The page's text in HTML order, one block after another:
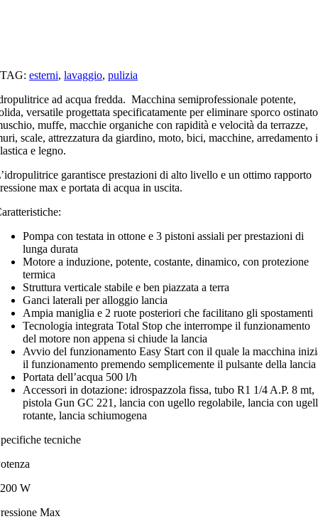
TAG: esterni, lavaggio, pulizia
ad acqua fredda. Macchina semiprofessionale potente,
versatile progettata specificatamente per eliminare sporco
muffe, macchie organiche con rapidità e velocità da terrazze,
scale, attrezzatura da giardino, moto, bici, macchine, arredamento
e legno.
garantisce prestazioni di alto livello e un ottimo rapporto
max e portata di acqua in uscita.
Pompa con testata in ottone e 3 pistoni assiali per prestazioni di
lunga durata
Motore a induzione, potente, costante, dinamico, con protezione
termica
Struttura verticale stabile e ben piazzata a terra
Ganci laterali per alloggio lancia
Ampia maniglia e 2 ruote posteriori che facilitano gli spostamenti
Tecnologia integrata Total Stop che interrompe il funzionamento
del motore non appena si chiude la lancia
Avvio del funzionamento Easy Start con il quale la macchina
il funzionamento premendo semplicemente il pulsante della lancia
Portata dell’acqua 500 l/h
Accessori in dotazione: idrospazzola fissa, tubo R1 1/4 A.P. 8 mt,
pistola Gun GC 221, lancia con ugello regolabile, lancia con
rotante, lancia schiumogena
tecniche
W
Max